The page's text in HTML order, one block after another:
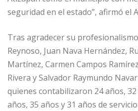
seguridad en el estado”, afirmó el
Tras agradecer su
Reynoso, Juan Nava Hernández,
Martínez, Carmen Campos
Rivera y Salvador Raymundo
quienes contabilizaron 24 años,
años, 35 años y 31 años de